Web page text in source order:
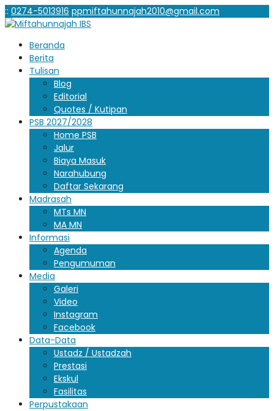
:: 0274-5013916 ppmiftahunnajah2010@gmail.com
Beranda
Berita
Tulisan
Blog
Editorial
Quotes / Kutipan
PSB 2027/2028
Home PSB
Jalur
Biaya Masuk
Narahubung
Daftar Sekarang
Madrasah
MTs MN
MA MN
Informasi
Agenda
Pengumuman
Media
Galeri
Video
Instagram
Facebook
Data-Data
Ustadz / Ustadzah
Prestasi
Ekskul
Fasilitas
Perpustakaan